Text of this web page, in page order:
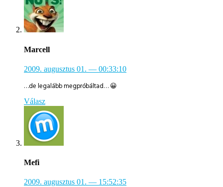
Marcell
2009. augusztus 01. — 00:33:10
…de legalább megpróbáltad… 😀
Válasz
Mefi
2009. augusztus 01. — 15:52:35